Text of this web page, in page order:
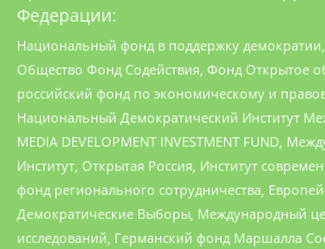
Федерации:
Национальный фонд в поддержку
Общество Фонд Содействия, Фонд Открытое
российский фонд по экономическому и
Национальный Демократический Институт
MEDIA DEVELOPMENT INVESTMENT FUND,
Институт, Открытая Россия, Институт
фонд регионального сотрудничества,
Демократические Выборы, Международный
исследований, Германский фонд Маршалла